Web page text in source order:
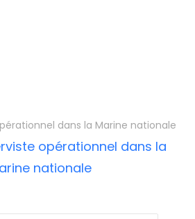
dans la Marine nationale